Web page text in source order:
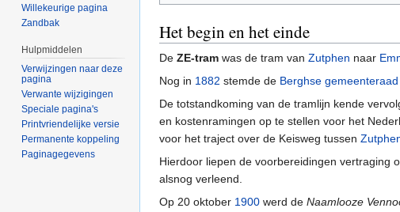
Het begin en het einde
De ZE-tram was de tram van Zutphen naar
Nog in 1882 stemde de Berghse gemeenteraad
De totstandkoming van de tramlijn kende
en kostenramingen op te stellen voor het
voor het traject over de Keisweg tussen
Hierdoor liepen de voorbereidingen vertraging
alsnog verleend.
Op 20 oktober 1900 werd de Naamlooze
Willekeurige pagina
Zandbak
Hulpmiddelen
Verwijzingen naar deze
pagina
Verwante wijzigingen
Speciale pagina's
Printvriendelijke versie
Permanente koppeling
Paginagegevens